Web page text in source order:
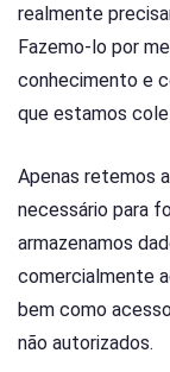
realmente
Fazemo-lo por
conhecimento e
que estamos
Apenas retemos
necessário para
armazenamos
comercialmente
bem como
não autorizados.